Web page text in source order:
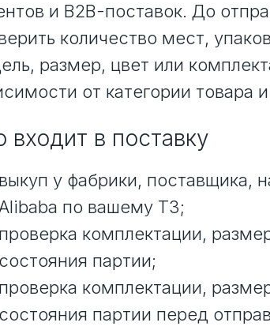
и B2B-поставок. До
количество мест,
размер, цвет или
от категории товара
входит в поставку
выкуп у фабрики, поставщика,
по вашему ТЗ;
проверка комплектации,
состояния партии;
проверка комплектации,
состояния партии перед